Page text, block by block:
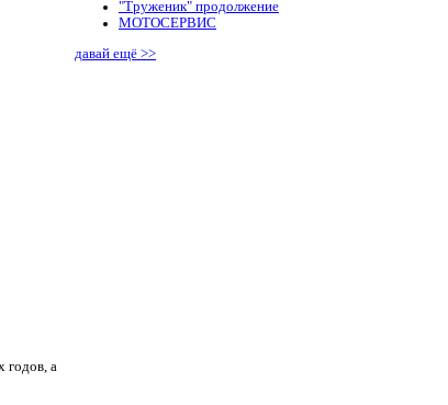
годов, а
"Труженик" продолжение
МОТОСЕРВИС
давай ещё >>